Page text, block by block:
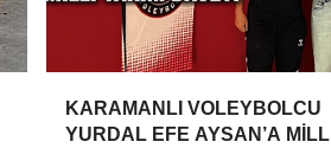
KARAMANLI VOLEYBOLCU
YURDAL EFE AYSAN’A MİLLİ